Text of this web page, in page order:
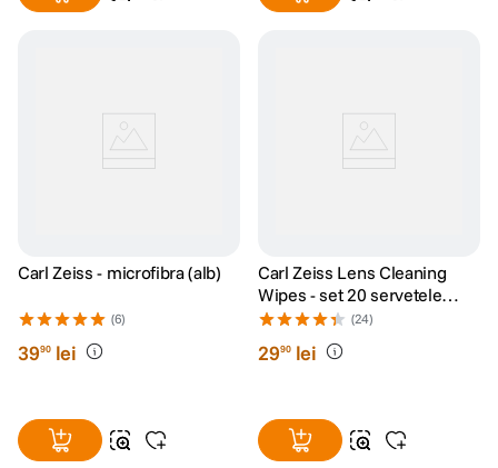
Carl Zeiss - microfibra (alb)
(6)
3990 lei
Carl Zeiss Lens Cleaning
Wipes - set 20 servetele
umede
(24)
2990 lei